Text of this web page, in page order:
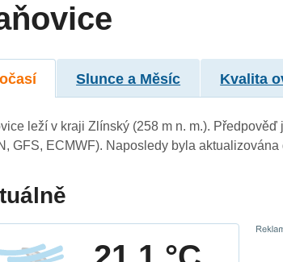
Slunce a Měsíc Kvalita
leží v kraji Zlínský (258 m n. m.).
GFS, ECMWF). Naposledy byla aktualizována